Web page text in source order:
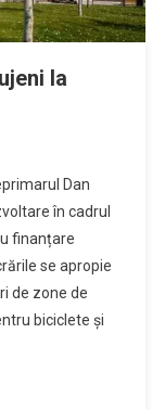
la
Dan
în cadrul
finanțare
se apropie
de zone de
biciclete și